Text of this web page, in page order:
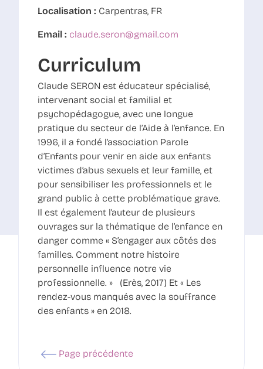
Localisation : Carpentras, FR
Email : claude.seron@gmail.com
Curriculum
Claude SERON est éducateur spécialisé,
intervenant social et familial et
psychopédagogue, avec une longue
pratique du secteur de l’Aide à l’enfance. En
1996, il a fondé l’association Parole
d’Enfants pour venir en aide aux enfants
victimes d’abus sexuels et leur famille, et
pour sensibiliser les professionnels et le
grand public à cette problématique grave.
Il est également l’auteur de plusieurs
ouvrages sur la thématique de l’enfance en
danger comme « S’engager aux côtés des
familles. Comment notre histoire
personnelle influence notre vie
professionnelle. » (Erès, 2017) Et « Les
rendez-vous manqués avec la souffrance
des enfants » en 2018.
Page précédente